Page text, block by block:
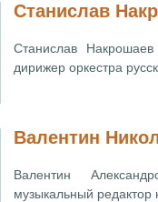
Станислав
Станислав
дирижер оркестра
Валентин
Валентин
музыкальный редактор